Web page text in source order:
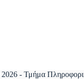
- Τμήμα